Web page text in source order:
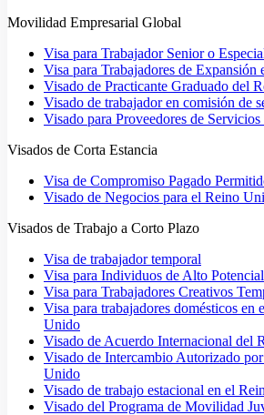
Movilidad Empresarial Global
Visa para Trabajador Senior o
Visa para Trabajadores de
Visado de Practicante Graduado del
Visado de trabajador en comisión de
Visado para Proveedores de
Visados de Corta Estancia
Visa de Compromiso Pagado
Visado de Negocios para el Reino
Visados de Trabajo a Corto Plazo
Visa de trabajador temporal
Visa para Individuos de Alto Potencial
Visa para Trabajadores Creativos
Visa para trabajadores domésticos en
Unido
Visado de Acuerdo Internacional del
Visado de Intercambio Autorizado
Unido
Visado de trabajo estacional en el
Visado del Programa de Movilidad